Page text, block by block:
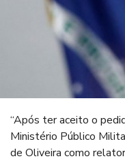
“Após ter aceito o
Ministério Público
de Oliveira como